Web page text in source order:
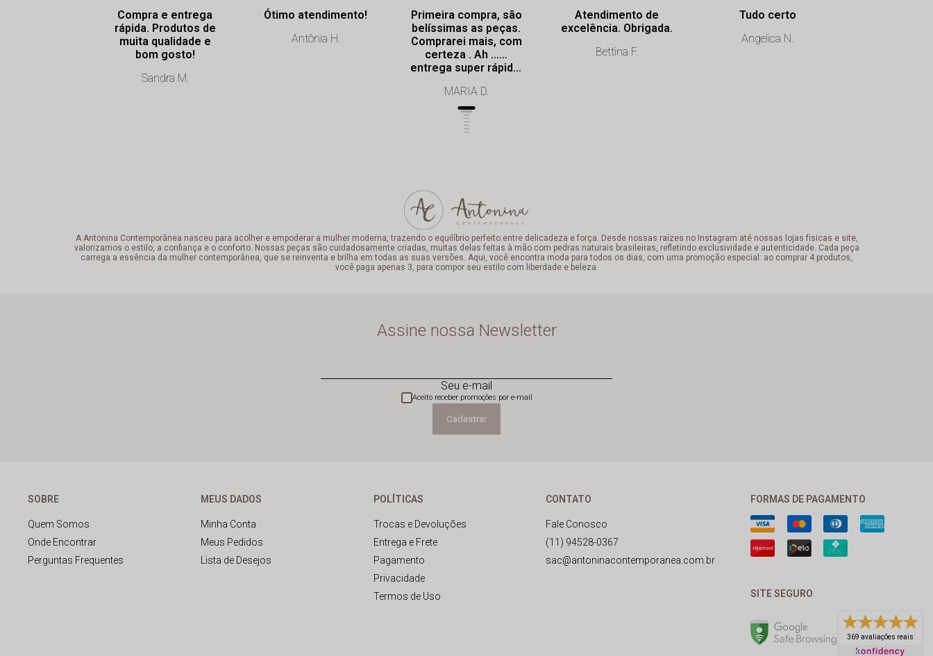
Compra e entrega
rápida. Produtos de
muita qualidade e
bom gosto!
Sandra M.
Ótimo atendimento!
Antônia H.
Primeira compra, são
belíssimas as peças.
Comprarei mais, com
certeza . Ah ……
entrega super rápida.
excelência.
MARIA D.
Atendimento de
excelência. Obrigada.
Bettina F.
Tudo certo
Angelica N.
A Antonina Contemporânea nasceu para acolher e empoderar a mulher moderna, trazendo o equilíbrio perfeito entre delicadeza e força. Desde nossas raízes no Instagram até nossas lojas físicas e site,
valorizamos o estilo, a confiança e o conforto. Nossas peças são cuidadosamente criadas, muitas delas feitas à mão com pedras naturais brasileiras, refletindo exclusividade e autenticidade. Cada peça
carrega a essência da mulher contemporânea, que se reinventa e brilha em todas as suas versões. Aqui, você encontra moda para todos os dias, com uma promoção especial: ao comprar 4 produtos,
você paga apenas 3, para compor seu estilo com liberdade e beleza.
Assine nossa Newsletter
Seu e-mail
Cadastrar
Aceito receber promoções por e-mail
SOBRE
Quem Somos
Onde Encontrar
Perguntas Frequentes
MEUS DADOS
Minha Conta
Meus Pedidos
Lista de Desejos
POLÍTICAS
Trocas e Devoluções
Entrega e Frete
Pagamento
Privacidade
Termos de Uso
CONTATO
Fale Conosco
(11) 94528-0367
sac@antoninacontemporanea.com.br
FORMAS DE PAGAMENTO
SITE SEGURO
369 avaliações reais